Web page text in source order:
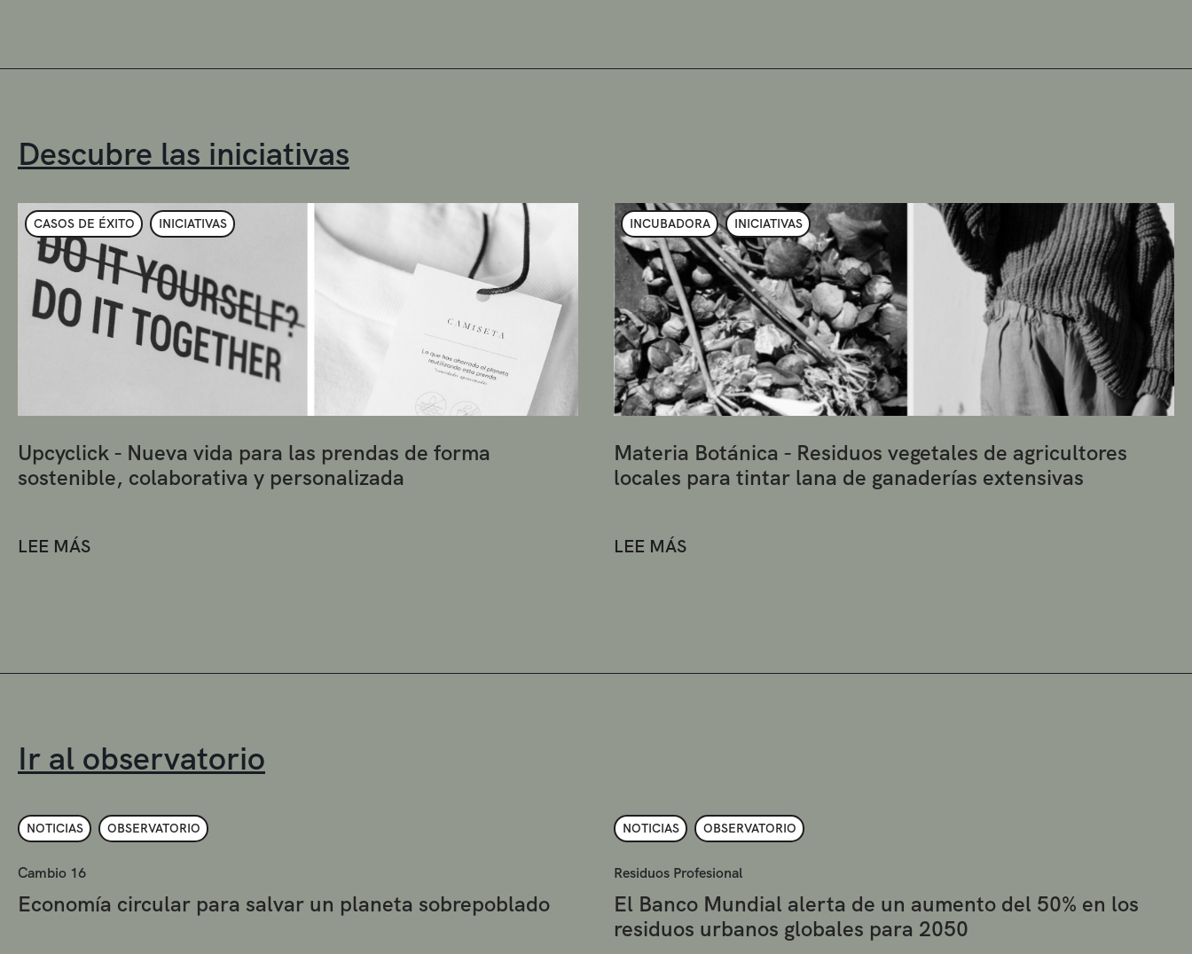
Descubre las iniciativas
CASOS DE ÉXITO INICIATIVAS
Upcyclick - Nueva vida para las prendas de forma
sostenible, colaborativa y personalizada
LEE MÁS
INCUBADORA INICIATIVAS
Materia Botánica - Residuos vegetales de agricultores
locales para tintar lana de ganaderías extensivas
LEE MÁS
Ir al observatorio
NOTICIAS OBSERVATORIO
Cambio 16
Economía circular para salvar un planeta sobrepoblado
NOTICIAS OBSERVATORIO
Residuos Profesional
El Banco Mundial alerta de un aumento del 50% en los
residuos urbanos globales para 2050